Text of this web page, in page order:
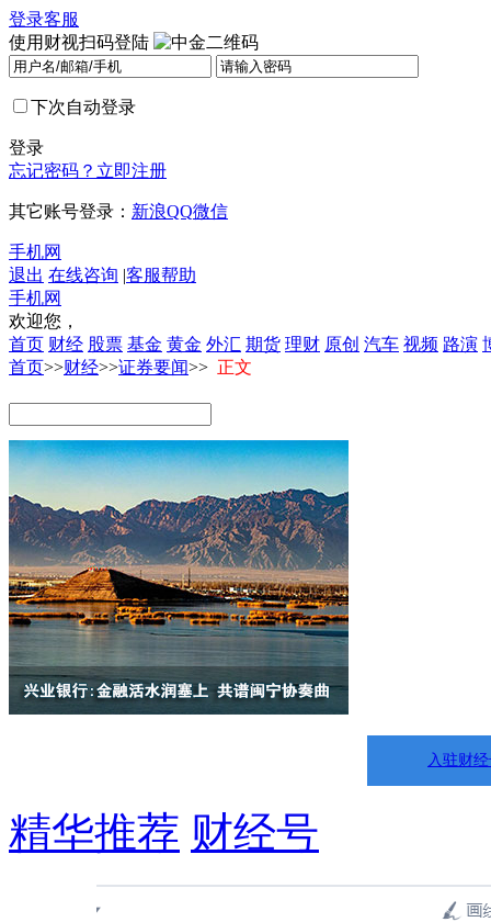
登录客服
使用财视扫码登陆
下次自动登录
登录
忘记密码？ 立即注册
其它账号登录： 新浪QQ微信
手机网
退出 在线咨询 |客服帮助
手机网
欢迎您，
首页 财经 股票 基金 黄金 外汇 期货 理财 原创 汽车 视频 路演
首页>>财经>>证券要闻>> 正文
入驻财
精华推荐 财经号